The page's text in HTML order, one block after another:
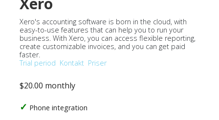
Xero's accounting software is born in the cloud, with
easy-to-use features that can help you to run your
business. With Xero, you can access flexible reporting,
create customizable invoices, and you can get paid
faster.
Trial period Kontakt Priser
$20.00 monthly
Phone integration